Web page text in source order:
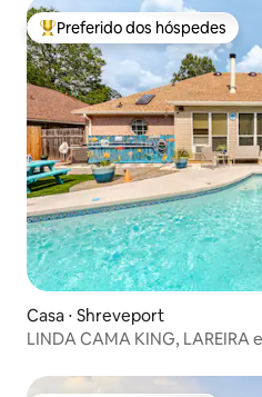
Entre os melhores preferidos
Preferido dos hóspedes
Casa ⋅ Shreveport
LINDA CAMA KING, LAREIRA